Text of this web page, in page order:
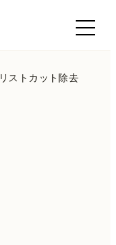
リストカット除去